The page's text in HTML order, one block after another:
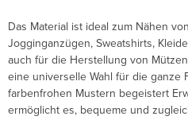
Das Material ist ideal zum Nähen
Jogginganzügen, Sweatshirts,
auch für die Herstellung von
eine universelle Wahl für die ganze
farbenfrohen Mustern begeistert
ermöglicht es, bequeme und